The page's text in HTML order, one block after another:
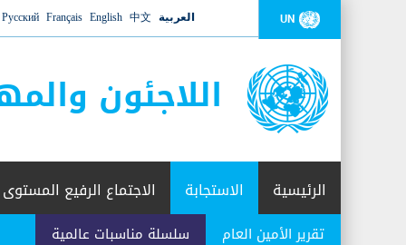
UN العربية 中文
English
Français
Русский
اللاجئون
الرئيسية الاستجابة
تقرير الأمين العام سلسلة مناسبات عالمية
الاجتماع الرفيع المستوى